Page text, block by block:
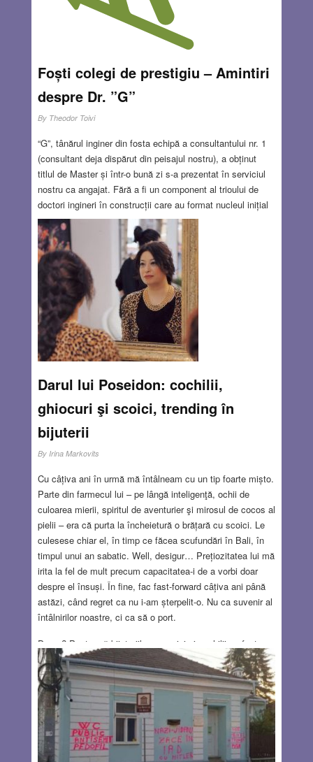
Foști colegi de prestigiu – Amintiri
despre Dr. ”G”
By Theodor Toivi
“G”, tânărul inginer din fosta echipă a consultantului nr. 1
(consultant deja dispărut din peisajul nostru), a obținut
titlul de Master și într-o bună zi s-a prezentat în serviciul
nostru ca angajat. Fără a fi un component al trioului de
doctori ingineri în construcții care au format nucleul inițial
al departamentului, l-am considerat în categoria “oameni
de știință” din motive care vor fi relatate mai departe…
Discut cu el și îmi mărturisește că va lucra la noi numai
câteva săptămâni, urmând să fie trimis de întreprindere la
Stanford University din California, pentru obținerea titlului
de doctor. “Pentru a fi trimis la studii trebue să lucrez un
timp la voi, așa este regula”, afirmă viitorul PhD.
more…
AUG 23, 2018
Darul lui Poseidon: cochilii,
ghiocuri şi scoici, trending în
bijuterii
By Irina Markovits
Cu câțiva ani în urmă mă întâlneam cu un tip foarte mișto.
Parte din farmecul lui – pe lângă inteligenţă, ochii de
culoarea mierii, spiritul de aventurier şi mirosul de cocos al
pielii – era că purta la încheietură o brățară cu scoici. Le
culesese chiar el, în timp ce făcea scufundări în Bali, în
timpul unui an sabatic. Well, desigur… Prețiozitatea lui mă
irita la fel de mult precum capacitatea-i de a vorbi doar
despre el însuși. În fine, fac fast-forward câțiva ani până
astăzi, când regret ca nu i-am șterpelit-o. Nu ca suvenir al
întâlnirilor noastre, ci ca să o port.
De ce? Pentru că bijuteriile cu scoici şi cochilii au fost
unul din trendurile frumoase ale verii 2018 şi se anunță a fi
unul din cele mari pentru toamna acestui an. Şi când spun
„mari”, imaginați-vă că nu îi veți putea rezista, iar cutiile
voastre cu accesorii vor arăta precum cuferele
piraților.
Read more…
AUG 23, 2018 1 COMMENT